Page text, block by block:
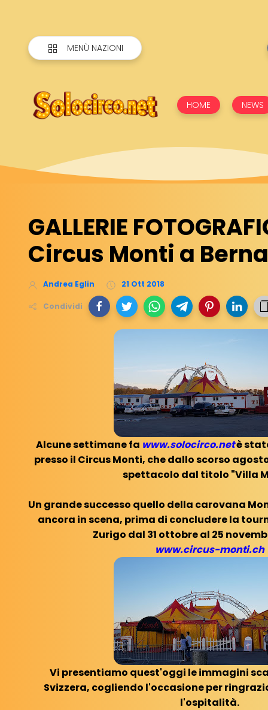
MENÙ NAZIONI
HOME NEWS
GALLERIE
Circus Monti a
Andrea Eglin 21 Ott 2018
Condividi
Alcune settimane fa www.solocirco.netè
presso il Circus Monti, che dallo scorso
spettacolo dal titolo "Villa
Un grande successo quello della carovana
ancora in scena, prima di concludere la
Zurigo dal 31 ottobre al 25
www.circus-monti.ch
Vi presentiamo quest'oggi le immagini
Svizzera, cogliendo l'occasione per
l'ospitalità.